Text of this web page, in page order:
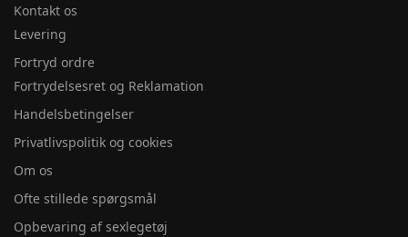
Kontakt os
Levering
Fortryd ordre
Fortrydelsesret og Reklamation
Handelsbetingelser
Privatlivspolitik og cookies
Om os
Ofte stillede spørgsmål
Opbevaring af sexlegetøj